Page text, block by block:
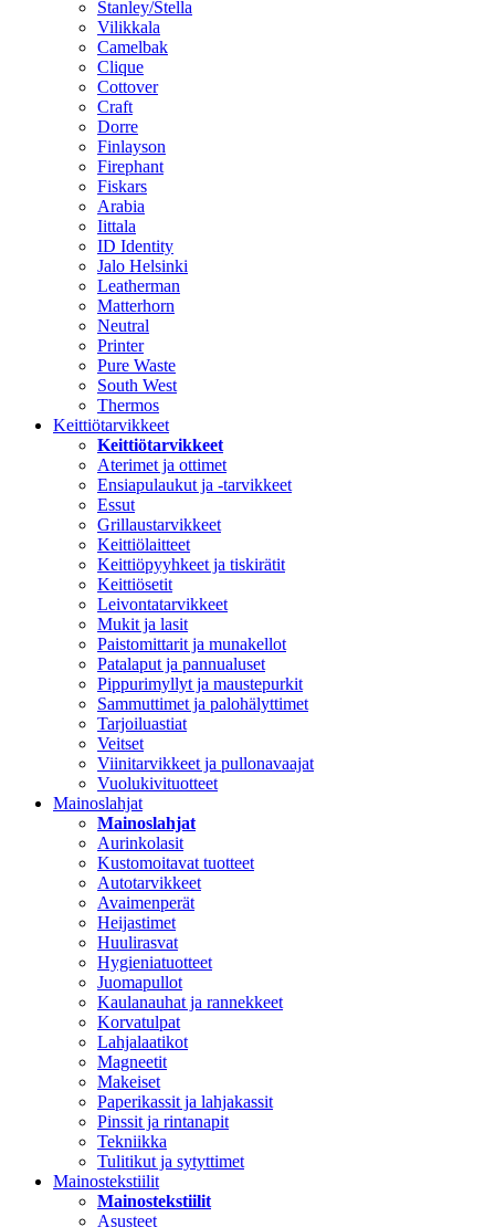
Stanley/Stella
Vilikkala
Camelbak
Clique
Cottover
Craft
Dorre
Finlayson
Firephant
Fiskars
Arabia
Iittala
ID Identity
Jalo Helsinki
Leatherman
Matterhorn
Neutral
Printer
Pure Waste
South West
Thermos
Keittiötarvikkeet
Keittiötarvikkeet
Aterimet ja ottimet
Ensiapulaukut ja -tarvikkeet
Essut
Grillaustarvikkeet
Keittiölaitteet
Keittiöpyyhkeet ja tiskirätit
Keittiösetit
Leivontatarvikkeet
Mukit ja lasit
Paistomittarit ja munakellot
Patalaput ja pannualuset
Pippurimyllyt ja maustepurkit
Sammuttimet ja palohälyttimet
Tarjoiluastiat
Veitset
Viinitarvikkeet ja pullonavaajat
Vuolukivituotteet
Mainoslahjat
Mainoslahjat
Aurinkolasit
Kustomoitavat tuotteet
Autotarvikkeet
Avaimenperät
Heijastimet
Huulirasvat
Hygieniatuotteet
Juomapullot
Kaulanauhat ja rannekkeet
Korvatulpat
Lahjalaatikot
Magneetit
Makeiset
Paperikassit ja lahjakassit
Pinssit ja rintanapit
Tekniikka
Tulitikut ja sytyttimet
Mainostekstiilit
Mainostekstiilit
Asusteet